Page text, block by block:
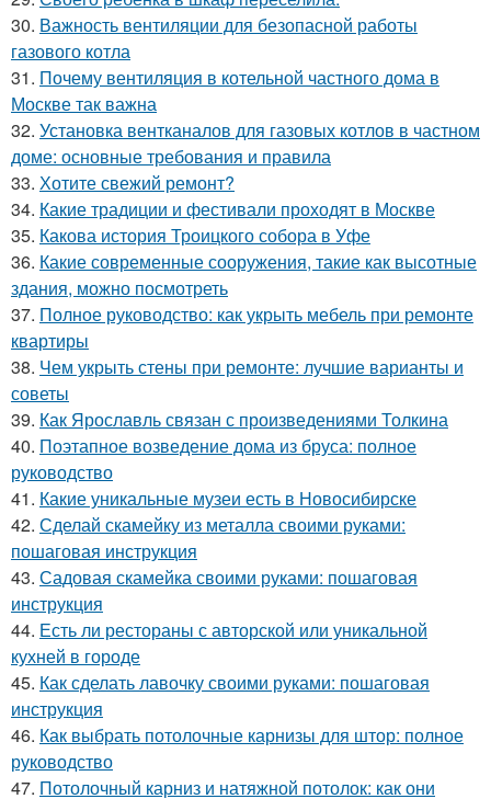
30. Важность вентиляции для безопасной работы
газового котла
31. Почему вентиляция в котельной частного дома в
Москве так важна
32. Установка вентканалов для газовых котлов в частном
доме: основные требования и правила
33. Хотите свежий ремонт?
34. Какие традиции и фестивали проходят в Москве
35. Какова история Троицкого собора в Уфе
36. Какие современные сооружения, такие как высотные
здания, можно посмотреть
37. Полное руководство: как укрыть мебель при ремонте
квартиры
38. Чем укрыть стены при ремонте: лучшие варианты и
советы
39. Как Ярославль связан с произведениями Толкина
40. Поэтапное возведение дома из бруса: полное
руководство
41. Какие уникальные музеи есть в Новосибирске
42. Сделай скамейку из металла своими руками:
пошаговая инструкция
43. Садовая скамейка своими руками: пошаговая
инструкция
44. Есть ли рестораны с авторской или уникальной
кухней в городе
45. Как сделать лавочку своими руками: пошаговая
инструкция
46. Как выбрать потолочные карнизы для штор: полное
руководство
47. Потолочный карниз и натяжной потолок: как они